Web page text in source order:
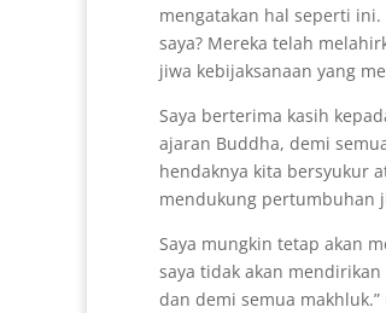
mengatakan hal seperti
saya? Mereka telah
jiwa kebijaksanaan yang
Saya berterima kasih
ajaran Buddha, demi
hendaknya kita bersyukur
mendukung pertumbuhan
Saya mungkin tetap akan
saya tidak akan
dan demi semua